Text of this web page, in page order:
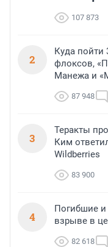
107 873
2
Куда пойти
флоксов,
Манежа и
87 948
3
Теракты
Ким
Wildberries
83 900
4
Погибшие и
взрыве в
82 618